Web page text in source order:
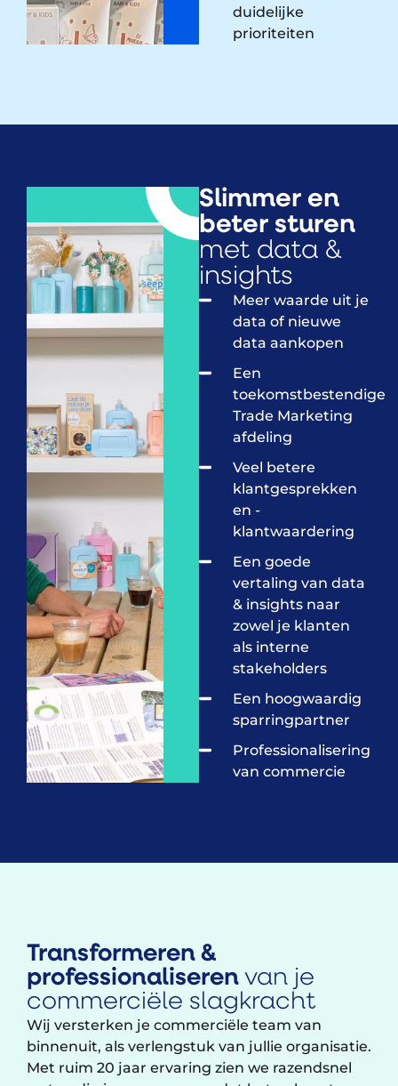
duidelijke
prioriteiten
Slimmer en
beter sturen
met data &
insights
Meer waarde uit je
data of nieuwe
data aankopen
Een
toekomstbestendige
Trade Marketing
afdeling
Veel betere
klantgesprekken
en -
klantwaardering​
Een goede
vertaling van data
& insights naar
zowel je klanten
als interne
stakeholders
Een hoogwaardig
sparringpartner​
Professionalisering
van commercie​
Transformeren &
professionaliseren van je
commerciële slagkracht
Wij versterken je commerciële team van
binnenuit, als verlengstuk van jullie organisatie.
Met ruim 20 jaar ervaring zien we razendsnel